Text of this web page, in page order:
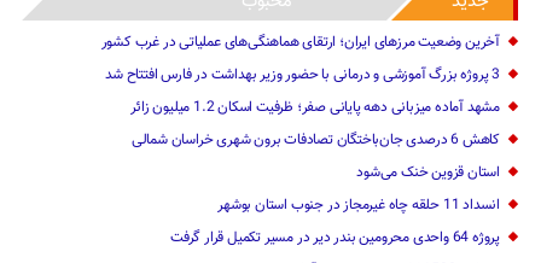
آخرین وضعیت مرزهای ایران؛ ارتقای هماهنگی‌های عملیاتی در غرب کشور
3 پروژه بزرگ آموزشی و درمانی با حضور وزیر بهداشت در فارس افتتاح شد
مشهد آماده میزبانی دهه پایانی صفر؛ ظرفیت اسکان 1.2 میلیون زائر
کاهش 6 درصدی جان‌باختگان تصادفات برون شهری خراسان شمالی
استان قزوین خنک‌ می‌شود
انسداد 11 حلقه چاه غیرمجاز در جنوب استان بوشهر
پروژه 64 واحدی محرومین بندر دیر در مسیر تکمیل قرار گرفت